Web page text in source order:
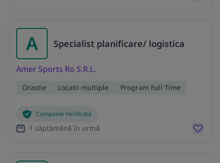
A Specialist planificare/ logistica
Amer Sports Ro S.R.L.
Orastie Locatii multiple Program Full Time
Companie Verificata
1 săptămână în urmă